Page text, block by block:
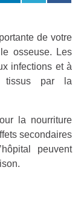
de votre
osseuse. Les
infections et à
tissus par la
la nourriture
secondaires
peuvent